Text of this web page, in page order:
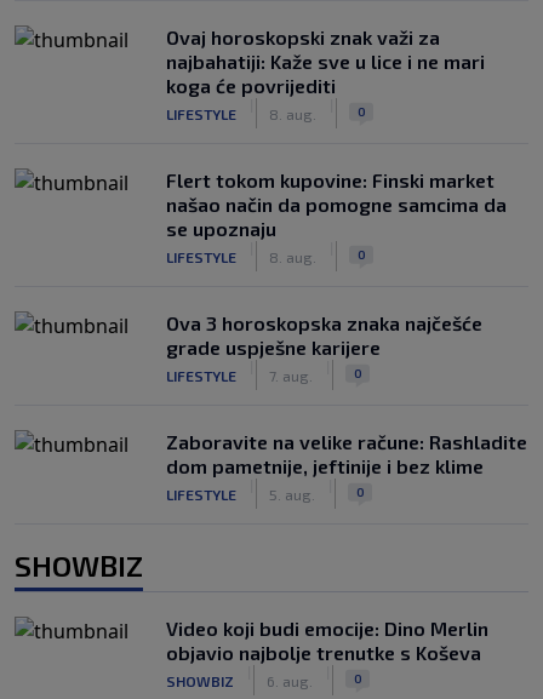
Ovaj horoskopski znak važi za
najbahatiji: Kaže sve u lice i ne mari
koga će povrijediti
LIFESTYLE 8. aug. 0
Flert tokom kupovine: Finski market
našao način da pomogne samcima da
se upoznaju
LIFESTYLE 8. aug. 0
Ova 3 horoskopska znaka najčešće
grade uspješne karijere
LIFESTYLE 7. aug. 0
Zaboravite na velike račune: Rashladite
dom pametnije, jeftinije i bez klime
LIFESTYLE 5. aug. 0
SHOWBIZ
Video koji budi emocije: Dino Merlin
objavio najbolje trenutke s Koševa
SHOWBIZ 6. aug. 0